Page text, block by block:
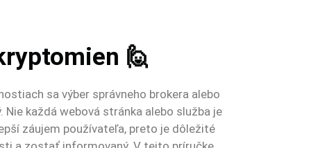
🙋‍
sa výber správneho brokera alebo
každá webová stránka alebo služba je
záujem používateľa, preto je dôležité